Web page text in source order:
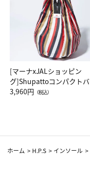
[マーナxJALショッピン
グ]Shupattoコンパクト
Drop JAL客室乗務員（LC
3,960円 （税込）
ホーム > H.P.S > インソール >